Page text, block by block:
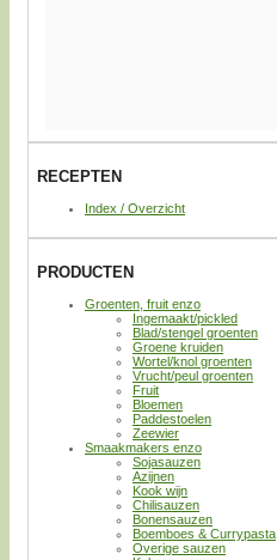
RECEPTEN
Index / Overzicht
PRODUCTEN
Groenten, fruit enzo
Ingemaakt/pickled
Blad/stengel groenten
Groene kruiden
Wortel/knol groenten
Vrucht/peul groenten
Fruit
Bloemen
Paddestoelen
Zeewier
Smaakmakers enzo
Sojasauzen
Azijnen
Kook wijn
Chilisauzen
Bonensauzen
Boemboes & Currypasta
Overige sauzen